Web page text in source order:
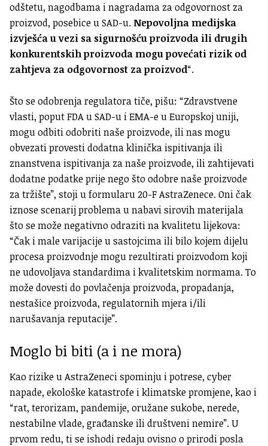
odštetu, nagodbama i nagradama za odgovornost za
proizvod, posebice u SAD-u. Nepovoljna medijska
izvješća u vezi sa sigurnošću proizvoda ili drugih
konkurentskih proizvoda mogu povećati rizik od
zahtjeva za odgovornost za proizvod“.
Što se odobrenja regulatora tiče, pišu: “Zdravstvene
vlasti, poput FDA u SAD-u i EMA-e u Europskoj uniji,
mogu odbiti odobriti naše proizvode, ili nas mogu
obvezati provesti dodatna klinička ispitivanja ili
znanstvena ispitivanja za naše proizvode, ili zahtijevati
dodatne podatke prije nego što odobre naše proizvode
za tržište”, stoji u formularu 20-F AstraZenece. Oni čak
iznose scenarij problema u nabavi sirovih materijala
što se može negativno odraziti na kvalitetu lijekova:
“Čak i male varijacije u sastojcima ili bilo kojem dijelu
procesa proizvodnje mogu rezultirati proizvodom koji
ne udovoljava standardima i kvalitetskim normama. To
može dovesti do povlačenja proizvoda, propadanja,
nestašice proizvoda, regulatornih mjera i/ili
narušavanja reputacije”.
Moglo bi biti (a i ne mora)
Kao rizike u AstraZeneci spominju i potrese, cyber
napade, ekološke katastrofe i klimatske promjene, kao i
“rat, terorizam, pandemije, oružane sukobe, nerede,
nestabilne vlade, građanske ili društveni nemire”. U
prvom redu, ti se ishodi redaju ovisno o prirodi posla